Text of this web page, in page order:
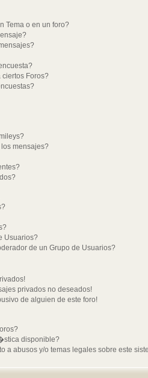
Tema o en un foro?
Foros?
mensajes?
Usuarios?
de un Grupo de Usuarios?
privados no deseados!
de alguien de este foro!
disponible?
abusos y/o temas legales sobre este